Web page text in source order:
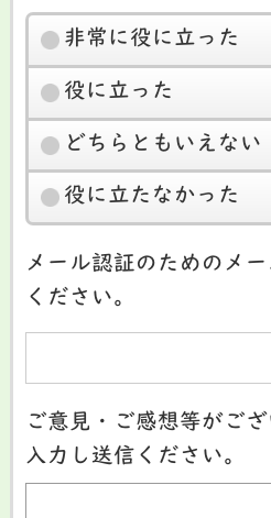
非常に役に立った
役に立った
どちらともいえない
役に立たなかった
メール認証のためのメ
ください。
ご意見・ご感想等がご
入力し送信ください。